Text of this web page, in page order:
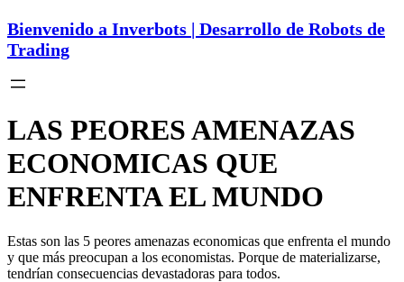
Bienvenido a Inverbots | Desarrollo de Robots de
Trading
LAS PEORES AMENAZAS
ECONOMICAS QUE
ENFRENTA EL MUNDO
Estas son las 5 peores amenazas economicas que enfrenta el mundo
y que más preocupan a los economistas. Porque de materializarse,
tendrían consecuencias devastadoras para todos.